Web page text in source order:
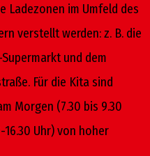
Ladezonen im Umfeld des
verstellt werden: z. B. die
und dem
Für die Kita sind
Morgen (7.30 bis 9.30
Uhr) von hoher